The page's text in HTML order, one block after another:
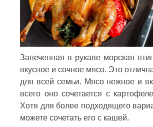
Запеченная в рукаве морская
вкусное и сочное мясо. Это
для всей семьи. Мясо нежное и
всего оно сочетается с
Хотя для более подходящего
можете сочетать его с кашей.